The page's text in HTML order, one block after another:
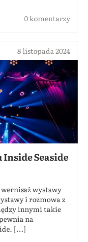
0 komentarzy
8 listopada 2024
Seaside
wernisaż wystawy
i rozmowa z
innymi takie
na
[...]